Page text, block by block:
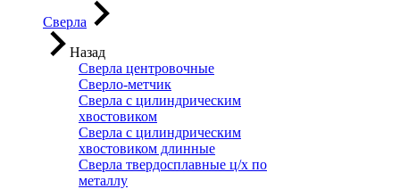
Сверла
Назад
Сверла центровочные
Сверло-метчик
Сверла с цилиндрическим
хвостовиком
Сверла с цилиндрическим
хвостовиком длинные
Сверла твердосплавные ц/х по
металлу